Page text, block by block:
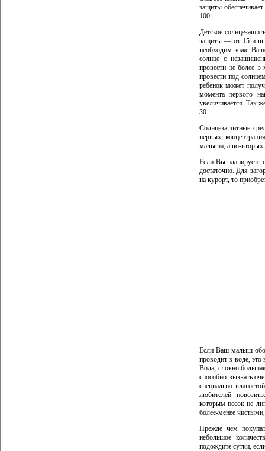
защиты
100.
Детское
защиты — от 15 и
необходим коже
солнце с
провести не более
провести под
ребенок может
момента первого
увеличивается. Так
30.
Солнцезащитные
первых,
малыша, а во-вторых,
Если Вы планируете
достаточно. Для
на курорт, то
Если Ваш малыш
проводит в воде, это
Вода, словно
способно вызвать
специально
любителей
которым песок не
более-менее
Прежде чем
небольшое
подождите сутки,